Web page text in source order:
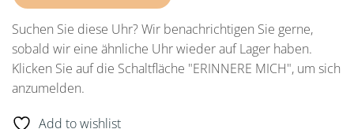
Suchen Sie diese Uhr? Wir benachrichtigen Sie gerne,
sobald wir eine ähnliche Uhr wieder auf Lager haben.
Klicken Sie auf die Schaltfläche "ERINNERE MICH", um sich
anzumelden.
Add to wishlist